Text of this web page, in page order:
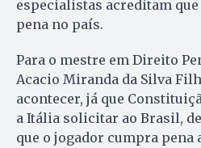
especialistas acreditam
pena no país.
Para o mestre em Direito
Acacio Miranda da Silva
acontecer, já que
a Itália solicitar ao Brasil,
que o jogador cumpra pena